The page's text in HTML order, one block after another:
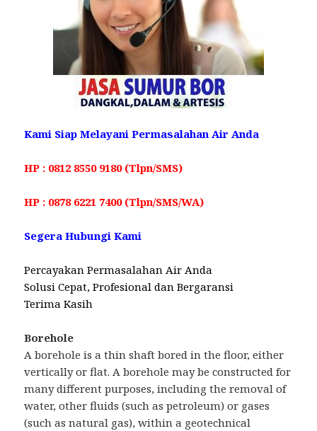
Kami Siap Melayani Permasalahan Air Anda
HP : 0812 8550 9180 (Tlpn/SMS)
HP : 0878 6221 7400 (Tlpn/SMS/WA)
Segera Hubungi Kami
Percayakan Permasalahan Air Anda
Solusi Cepat, Profesional dan Bergaransi
Terima Kasih
Borehole
A borehole is a thin shaft bored in the floor, either
vertically or flat. A borehole may be constructed for
many different purposes, including the removal of
water, other fluids (such as petroleum) or gases
(such as natural gas), within a geotechnical